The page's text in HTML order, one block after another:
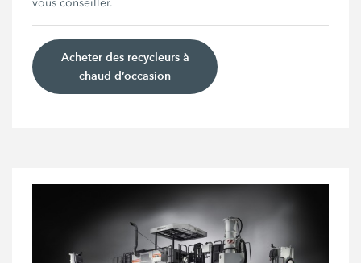
vous conseiller.
Acheter des recycleurs à
chaud d’occasion